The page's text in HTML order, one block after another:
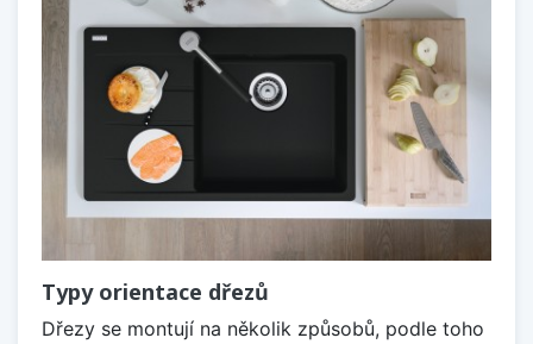
Typy orientace dřezů
Dřezy se montují na několik způsobů, podle toho